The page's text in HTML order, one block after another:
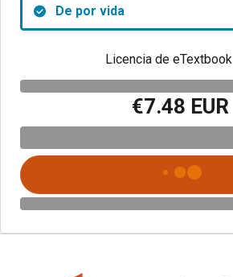
De por vida
Licencia de eTextbook
€7.48 EUR